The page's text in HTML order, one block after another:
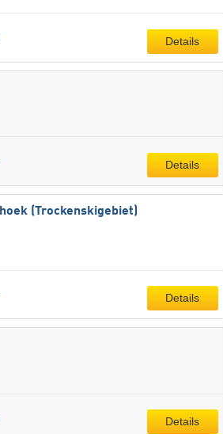
Details
Details
(Trockenskigebiet)
Details
Details